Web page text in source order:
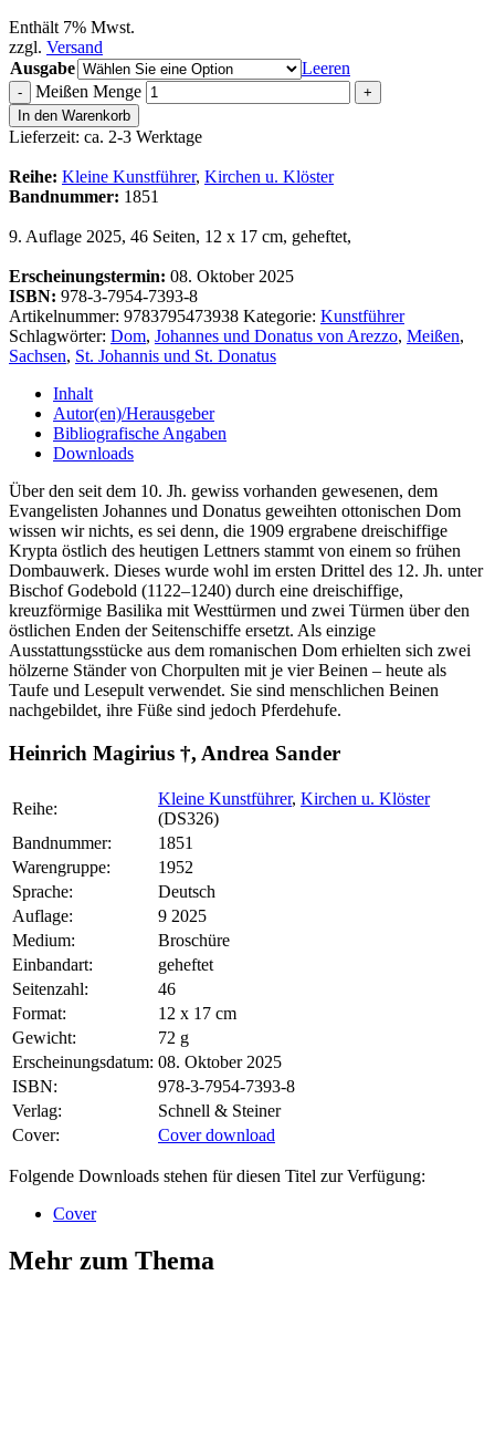
Enthält 7% Mwst.
zzgl. Versand
Ausgabe
Leeren
- Meißen Menge
+
In den Warenkorb
Lieferzeit: ca. 2-3 Werktage
Reihe: Kleine Kunstführer, Kirchen u. Klöster
Bandnummer: 1851
9. Auflage 2025, 46 Seiten, 12 x 17 cm, geheftet,
Erscheinungstermin: 08. Oktober 2025
ISBN: 978-3-7954-7393-8
Artikelnummer: 9783795473938 Kategorie: Kunstführer
Schlagwörter: Dom, Johannes und Donatus von Arezzo, Meißen,
Sachsen, St. Johannis und St. Donatus
Inhalt
Autor(en)/Herausgeber
Bibliografische Angaben
Downloads
Über den seit dem 10. Jh. gewiss vorhanden gewesenen, dem
Evangelisten Johannes und Donatus geweihten ottonischen Dom
wissen wir nichts, es sei denn, die 1909 ergrabene dreischiffige
Krypta östlich des heutigen Lettners stammt von einem so frühen
Dombauwerk. Dieses wurde wohl im ersten Drittel des 12. Jh. unter
Bischof Godebold (1122–1240) durch eine dreischiffige,
kreuzförmige Basilika mit Westtürmen und zwei Türmen über den
östlichen Enden der Seitenschiffe ersetzt. Als einzige
Ausstattungsstücke aus dem romanischen Dom erhielten sich zwei
hölzerne Ständer von Chorpulten mit je vier Beinen – heute als
Taufe und Lesepult verwendet. Sie sind menschlichen Beinen
nachgebildet, ihre Füße sind jedoch Pferdehufe.
Heinrich Magirius †, Andrea Sander
Reihe:
Kleine Kunstführer, Kirchen u. Klöster
(DS326)
Bandnummer:
1851
Warengruppe:
1952
Sprache:
Deutsch
Auflage:
9 2025
Medium:
Broschüre
Einbandart:
geheftet
Seitenzahl:
46
Format:
12 x 17 cm
Gewicht:
72 g
Erscheinungsdatum: 08. Oktober 2025
ISBN:
978-3-7954-7393-8
Verlag:
Schnell & Steiner
Cover:
Cover download
Folgende Downloads stehen für diesen Titel zur Verfügung:
Cover
Mehr zum Thema